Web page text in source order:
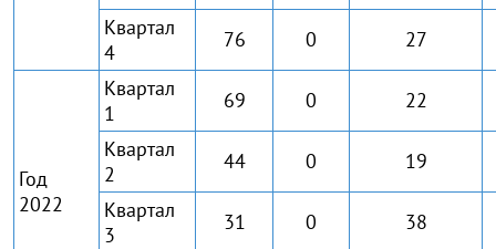
Квартал
4
76 0 27
Год
2022
Квартал
1
69 0
22
Квартал
2
44 0
19
Квартал
3
31 0
38